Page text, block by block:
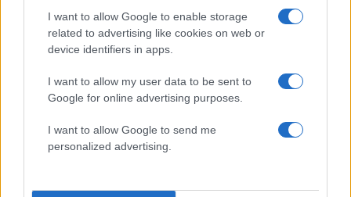
I want to allow Google to enable storage
related to advertising like cookies on web or
device identifiers in apps.
I want to allow my user data to be sent to
Google for online advertising purposes.
I want to allow Google to send me
personalized advertising.
Ελλάδα: Περισσότερα